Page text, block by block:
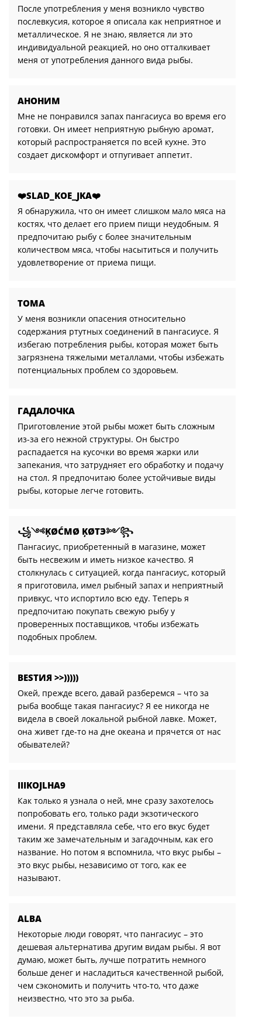
После употребления у меня возникло чувство
послевкусия, которое я описала как неприятное и
металлическое. Я не знаю, является ли это
индивидуальной реакцией, но оно отталкивает
меня от употребления данного вида рыбы.
АНОНИМ
Мне не понравился запах пангасиуса во время его
готовки. Он имеет неприятную рыбную аромат,
который распространяется по всей кухне. Это
создает дискомфорт и отпугивает аппетит.
❤️SLAD_KOE_JKA❤️
Я обнаружила, что он имеет слишком мало мяса на
костях, что делает его прием пищи неудобным. Я
предпочитаю рыбу с более значительным
количеством мяса, чтобы насытиться и получить
удовлетворение от приема пищи.
ТОМА
У меня возникли опасения относительно
содержания ртутных соединений в пангасиусе. Я
избегаю потребления рыбы, которая может быть
загрязнена тяжелыми металлами, чтобы избежать
потенциальных проблем со здоровьем.
ГАДАЛОЧКА
Приготовление этой рыбы может быть сложным
из-за его нежной структуры. Он быстро
распадается на кусочки во время жарки или
запекания, что затрудняет его обработку и подачу
на стол. Я предпочитаю более устойчивые виды
рыбы, которые легче готовить.
꧁༺ĶØĆMØ ĶØТЭ́༻꧂
Пангасиус, приобретенный в магазине, может
быть несвежим и иметь низкое качество. Я
столкнулась с ситуацией, когда пангасиус, который
я приготовила, имел рыбный запах и неприятный
привкус, что испортило всю еду. Теперь я
предпочитаю покупать свежую рыбу у
проверенных поставщиков, чтобы избежать
подобных проблем.
ВЕSTИЯ >>)))))
Окей, прежде всего, давай разберемся – что за
рыба вообще такая пангасиус? Я ее никогда не
видела в своей локальной рыбной лавке. Может,
она живет где-то на дне океана и прячется от нас
обывателей?
IIIKOJLHA9
Как только я узнала о ней, мне сразу захотелось
попробовать его, только ради экзотического
имени. Я представляла себе, что его вкус будет
таким же замечательным и загадочным, как его
название. Но потом я вспомнила, что вкус рыбы –
это вкус рыбы, независимо от того, как ее
называют.
ALBA
Некоторые люди говорят, что пангасиус – это
дешевая альтернатива другим видам рыбы. Я вот
думаю, может быть, лучше потратить немного
больше денег и насладиться качественной рыбой,
чем сэкономить и получить что-то, что даже
неизвестно, что это за рыба.